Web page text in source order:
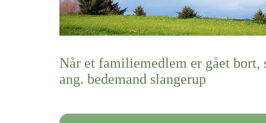
vi hjælper i alle faser af begravelsel
Når et familiemedlem er gået bort,
ang. bedemand slangerup